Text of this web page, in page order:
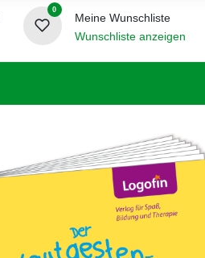
0
Meine Wunschliste
Wunschliste anzeigen